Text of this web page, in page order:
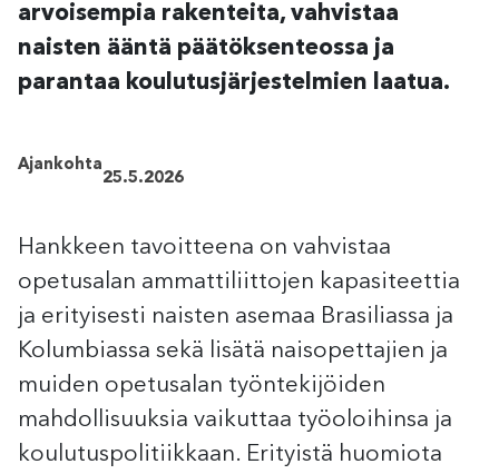
arvoisempia rakenteita, vahvistaa
naisten ääntä päätöksenteossa ja
parantaa koulutusjärjestelmien laatua.
Ajankohta
25.5.2026
Hankkeen tavoitteena on vahvistaa
opetusalan ammattiliittojen kapasiteettia
ja erityisesti naisten asemaa Brasiliassa ja
Kolumbiassa sekä lisätä naisopettajien ja
muiden opetusalan työntekijöiden
mahdollisuuksia vaikuttaa työoloihinsa ja
koulutuspolitiikkaan. Erityistä huomiota